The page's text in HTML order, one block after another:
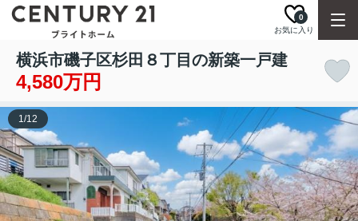
お気に入り
0
横浜市磯子区杉田８丁目の新築一戸建
4,580万円
1/12